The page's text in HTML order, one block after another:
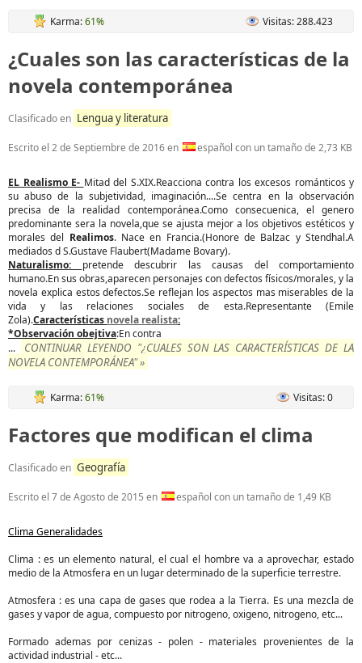
Karma:61% Visitas: 288.423
¿Cuales son las características de la
novela contemporánea
Clasificado en Lengua y literatura
Escrito el 2 de Septiembre de 2016en español con un tamaño de 2,73 KB
EL Realismo E- Mitad del S.XIX.Reacciona contra los excesos románticos y
su abuso de la subjetividad, imaginación....Se centra en la observación
precisa de la realidad contemporánea.Como consecuenica, el genero
predominante sera la novela,que se ajusta mejor a los objetivos estéticos y
morales del Realimos. Nace en Francia.(Honore de Balzac y Stendhal.A
mediados d S.Gustave Flaubert(Madame Bovary).
Naturalismo: pretende descubrir las causas del comportamiento
humano.En sus obras,aparecen personajes con defectos físicos/morales, y la
novela explica estos defectos.Se reflejan los aspectos mas miserables de la
vida y las relaciones sociales de esta.Representante (Emile
Zola).Características novela realista:
*Observación obejtiva:En contra
...
CONTINUAR LEYENDO "¿CUALES SON LAS CARACTERÍSTICAS DE LA
NOVELA CONTEMPORÁNEA" »
Karma:61% Visitas: 0
Factores que modifican el clima
Clasificado en Geografía
Escrito el 7 de Agosto de 2015 en español con un tamaño de 1,49 KB
Clima Generalidades
Clima : es un elemento natural, el cual el hombre va a aprovechar, estado
medio de la Atmosfera en un lugar determinado de la superficie terrestre.
Atmosfera : es una capa de gases que rodea a la Tierra. Es una mezcla de
gases y vapor de agua, compuesto por nitrogeno, oxigeno, nitrogeno, etc...
Formado ademas por cenizas - polen - materiales provenientes de la
actividad industrial - etc...